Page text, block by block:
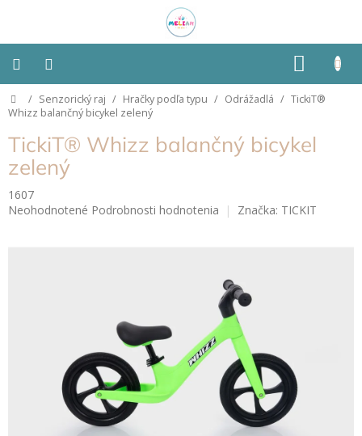
KOŠÍK
Montessori
Detská
izba
Senzorické
pomôcky
Domov
/ Senzorický raj / Hračky podľa typu / Odrážadlá / TickiT®
Whizz balančný bicykel zelený
TickiT® Whizz balančný bicykel
zelený
1607
Priemerné
Neohodnotené Podrobnosti hodnotenia Značka: TICKIT